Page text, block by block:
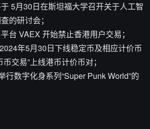
5月30日在斯坦福大学召开关于人工智
的研讨会；
台 VAEX 开始禁止香港用户交易；
年5月30日下线稳定币及相应计价币
交易”上线港币计价币对；
行数字化身系列“Super Punk World”的